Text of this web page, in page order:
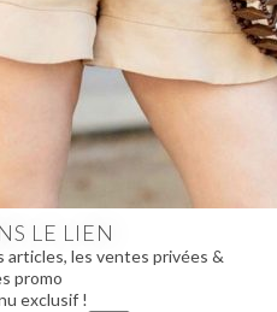
LE LIEN
articles, les ventes privées &
promo
exclusif !